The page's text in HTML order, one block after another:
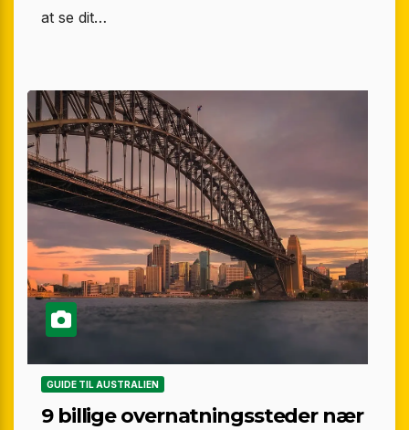
at se dit…
GUIDE TIL AUSTRALIEN
9 billige overnatningssteder nær